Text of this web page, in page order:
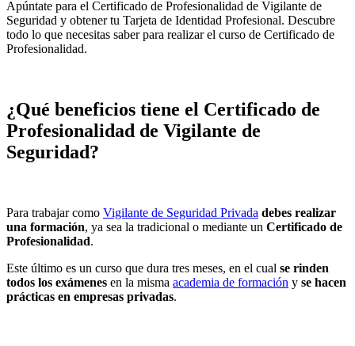
Apúntate para el Certificado de Profesionalidad de Vigilante de
Seguridad y obtener tu Tarjeta de Identidad Profesional. Descubre
todo lo que necesitas saber para realizar el curso de Certificado de
Profesionalidad.
¿Qué beneficios tiene el Certificado de
Profesionalidad de Vigilante de
Seguridad?
Para trabajar como Vigilante de Seguridad Privada debes realizar
una formación, ya sea la tradicional o mediante un Certificado de
Profesionalidad.
Este último es un curso que dura tres meses, en el cual se rinden
todos los exámenes en la misma academia de formación y se hacen
prácticas en empresas privadas.